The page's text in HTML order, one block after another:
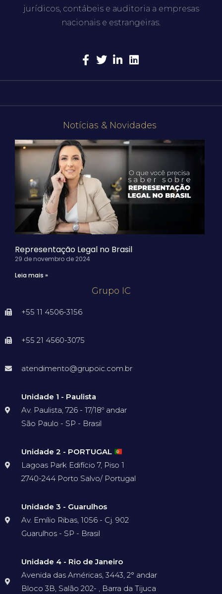
jurídicos, contábeis e auditoria a empresas
nacionais e estrangeiras.
Grupo IC
+55 11 4506-3156
+55 21 4560-3075
atendimento@grupoic.com.br
Unidade 1 - Paulista
Av. Paulista, 726 - 17/18º andar
São Paulo - SP - Brasil
Unidade 2 - PORTUGAL
Lagoas Park Edifício 7, Piso 1
2740-244 Porto Salvo/ Portugal
Unidade 3 - Guarulhos
Av. Emílio Ribas, 1056 - Cj. 902
Guarulhos - SP - Brasil
Unidade 4 - Rio de Janeiro
Avenida das Américas, 3443, 2° andar
Bloco 3B, Salão 202- , Barra da Tijuca
Notícias & Novidades
Representação Legal no Brasil
29 de novembro de 2024
Leia mais »